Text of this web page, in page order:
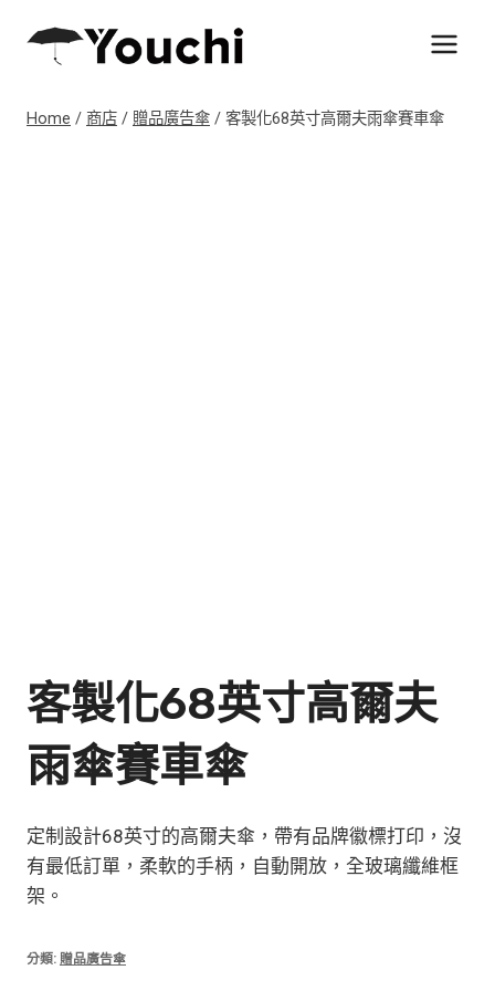
Home / 商店 / 贈品廣告傘 / 客製化68英寸高爾夫雨傘賽車傘
客製化68英寸高爾夫
雨傘賽車傘
定制設計68英寸的高爾夫傘，帶有品牌徽標打印，沒
有最低訂單，柔軟的手柄，自動開放，全玻璃纖維框
架。
分類: 贈品廣告傘